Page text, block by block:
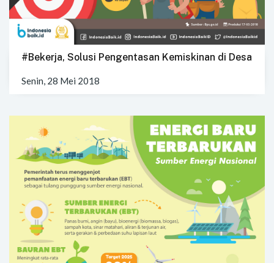
#Bekerja, Solusi Pengentasan Kemiskinan di Desa
Senin, 28 Mei 2018